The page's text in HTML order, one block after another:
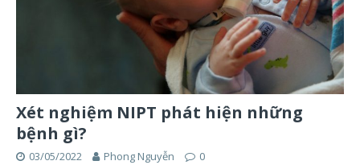
Xét nghiệm NIPT phát hiện những
bệnh gì?
03/05/2022 Phong Nguyễn 0